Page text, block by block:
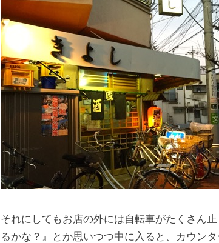
それにしてもお店の外には自転車がたくさん
るかな？』とか思いつつ中に入ると、カウン